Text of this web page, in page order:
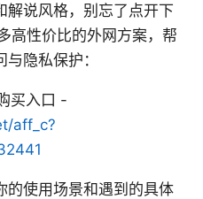
解说风格，别忘了点开下
高性价比的外网方案，帮
隐私保护：
买入口 -
aff_c?
的使用场景和遇到的具体